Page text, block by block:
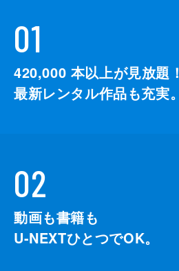
01
420,000 本以上が見放題！
最新レンタル作品も充実。
02
動画も書籍も
U-NEXTひとつでOK。